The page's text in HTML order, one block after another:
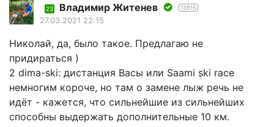
23 Владимир Житенев 13915
27.03.2021 22:15
Николай, да, было такое. Предлагаю не
придираться )
2 dima-ski: дистанция Васы или Saami ski race
немногим короче, но там о замене лыж речь не
идёт - кажется, что сильнейшие из сильнейших
способны выдержать дополнительные 10 км.